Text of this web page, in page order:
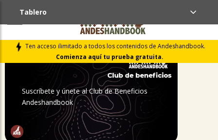
Ten acceso ilimitado a todos los contenidos de Andeshandbook.
Comienza aquí tu prueba gratuita.
Tablero
Suscríbete y únete al Club de Beneficios
Andeshandbook